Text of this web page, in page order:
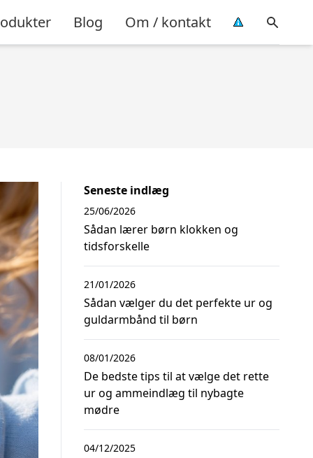
Blog Om / kontakt
Seneste indlæg
Sådan lærer børn klokken og
tidsforskelle
25/06/2026
Sådan vælger du det perfekte ur og
guldarmbånd til børn
21/01/2026
De bedste tips til at vælge det rette
ur og ammeindlæg til nybagte
mødre
08/01/2026
04/12/2025